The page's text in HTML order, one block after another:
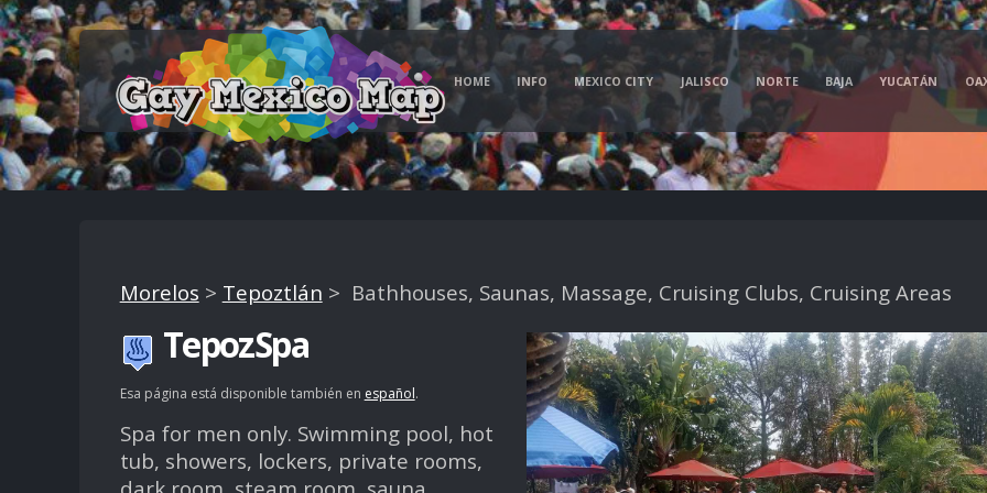
HOME INFO MEXICO CITY JALISCO NORTE BAJA YUCATÁN
Morelos > Tepoztlán > Bathhouses, Saunas, Massage, Cruising Clubs, Cruising Areas
TepozSpa
Esa página está disponible también en español.
Spa for men only. Swimming pool, hot
tub, showers, lockers, private rooms,